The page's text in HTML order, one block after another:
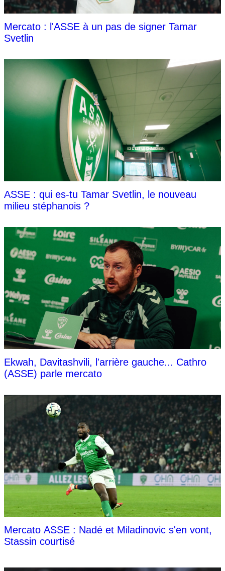
Mercato : l'ASSE à un pas de signer Tamar
Svetlin
ASSE : qui es-tu Tamar Svetlin, le nouveau
milieu stéphanois ?
Ekwah, Davitashvili, l'arrière gauche... Cathro
(ASSE) parle mercato
Mercato ASSE : Nadé et Miladinovic s'en vont,
Stassin courtisé